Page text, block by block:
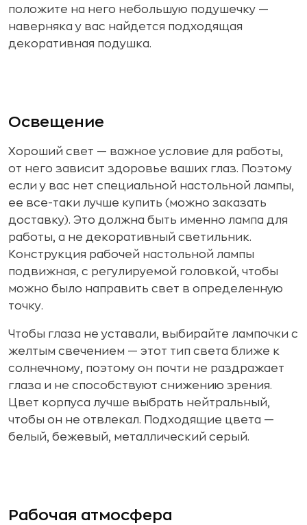
положите на него небольшую подушечку —
наверняка у вас найдется подходящая
декоративная подушка.
Освещение
Хороший свет — важное условие для работы,
от него зависит здоровье ваших глаз. Поэтому
если у вас нет специальной настольной лампы,
ее все-таки лучше купить (можно заказать
доставку). Это должна быть именно лампа для
работы, а не декоративный светильник.
Конструкция рабочей настольной лампы
подвижная, с регулируемой головкой, чтобы
можно было направить свет в определенную
точку.
Чтобы глаза не уставали, выбирайте лампочки с
желтым свечением — этот тип света ближе к
солнечному, поэтому он почти не раздражает
глаза и не способствуют снижению зрения.
Цвет корпуса лучше выбрать нейтральный,
чтобы он не отвлекал. Подходящие цвета —
белый, бежевый, металлический серый.
Рабочая атмосфера